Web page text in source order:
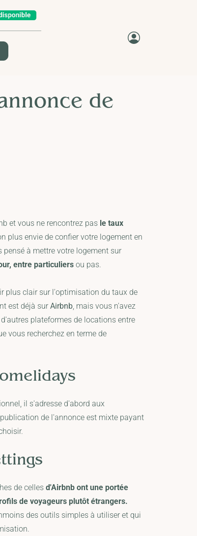
de
et vous ne rencontrez pasle taux
plus envie de confier votre logement en
à mettre votre logement sur
entre particuliersou pas.
plus clair sur l'optimisation du taux de
est déjà sur Airbnb, mais vous n'avez
plateformes de locations entre
vous recherchez en terme de
il s'adresse d'abord aux
de l'annonce est mixte payant
de cellesd'Airbnb ont une portée
de voyageurs plutôt étrangers.
des outils simples à utiliser et qui